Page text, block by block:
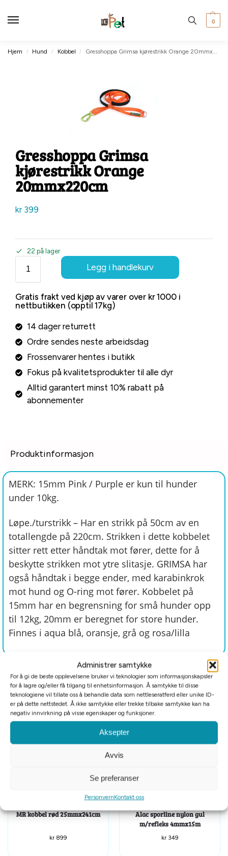
Administrer samtykke
For å gi de beste opplevelsene bruker vi teknologier som informasjonskapsler
for å lagre og/eller få tilgang til enhetsinformasjon. Å samtykke til disse
teknologiene vil tillate oss å behandle data som nettleseratferd eller unike ID-
er på dette nettstedet. Å ikke samtykke eller trekke tilbake samtykke kan ha
negativ innvirkning på visse egenskaper og funksjoner.
Aksepter
Avvis
Se preferanser
PersonvernKontakt oss
0
Hjem / Hund / Kobbel / Gresshoppa Grimsa kjørestrikk Orange 20mmx220cm
Gresshoppa Grimsa
kjørestrikk Orange
20mmx220cm
kr399
22 på lager
Legg i handlekurv
Gratis frakt ved kjøp av varer over kr 1000 i
nettbutikken (opptil 17kg)
14 dager returrett
Ordre sendes neste arbeidsdag
Frossenvarer hentes i butikk
Fokus på kvalitetsprodukter til alle dyr
Alltid garantert minst 10% rabatt på
abonnementer
Produktinformasjon
MERK: 15mm Pink / Purple er kun til hunder
under 10kg.
Løpe./turstrikk – Har en strikk på 50cm av en
totallengde på 220cm. Strikken i dette kobbelet
sitter rett etter håndtak mot fører, dette for å
beskytte strikken mot ytre slitasje. GRIMSA har
også håndtak i begge ender, med karabinkrok
mot hund og O-ring mot fører. Kobbelet på
15mm har en begrensning for små hunder opp
til 12kg, 20mm er beregnet for store hunder.
Finnes i aqua blå, oransje, grå og rosa/lilla
Tilleggsinformasjon
Relaterte produkter
MR kobbel rød 25mmx241cm
kr 899
Alac sporline nylon gul
m/refleks 4mmx15m
kr349